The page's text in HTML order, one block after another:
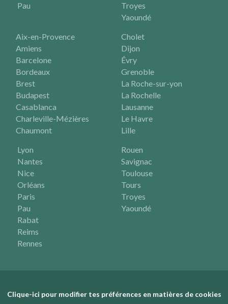
Pau
Troyes
Yaoundé
Aix-en-Provence
Amiens
Barcelone
Bordeaux
Brest
Budapest
Casablanca
Charleville-Mézières
Chaumont
Cholet
Dijon
Évry
Grenoble
La Roche-sur-yon
La Rochelle
Lausanne
Le Havre
Lille
Lyon
Nantes
Nice
Orléans
Paris
Pau
Rabat
Reims
Rennes
Rouen
Savignac
Toulouse
Tours
Troyes
Yaoundé
Clique-ici pour modifier tes préférences en matières de cookies